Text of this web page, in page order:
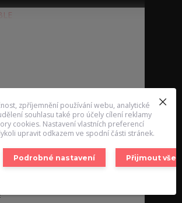
zpříjemnění používání webu, analytické
souhlasu také pro účely cílení reklamy
cookies. Nastavení vlastních preferencí
upravit odkazem ve spodní části stránek.
Podrobné nastavení Přijmout